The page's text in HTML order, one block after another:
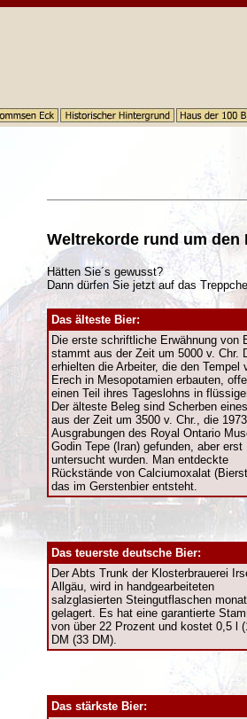
Weltrekorde rund um
Hätten Sie´s gewusst?
Dann dürfen Sie jetzt auf das
Das älteste Bier:
Die erste schriftliche Erwähnung von
stammt aus der Zeit um 5000 v. Chr.
erhielten die Arbeiter, die den Tempel
Erech in Mesopotamien erbauten,
einen Teil ihres Tageslohns in
Der älteste Beleg sind Scherben
aus der Zeit um 3500 v. Chr., die
Ausgrabungen des Royal Ontario
Godin Tepe (Iran) gefunden, aber erst
untersucht wurden. Man entdeckte
Rückstände von Calciumoxalat
das im Gerstenbier entsteht.
Das teuerste deutsche Bier:
Der Abts Trunk der Klosterbrauerei
Allgäu, wird in handgearbeiteten
salzglasierten Steingutflaschen
gelagert. Es hat eine garantierte
von über 22 Prozent und kostet 0,5 l
DM (33 DM).
Das stärkste Bier: